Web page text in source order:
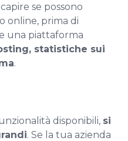
se possono
online, prima di
una piattaforma
statistiche sui
.
disponibili, si
. Se la tua azienda